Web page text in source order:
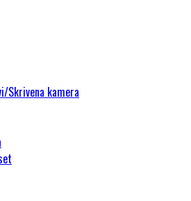
Skrivena kamera